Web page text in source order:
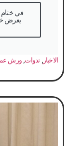
في ختام
يعرض
الاخبار, ندوات,ورش